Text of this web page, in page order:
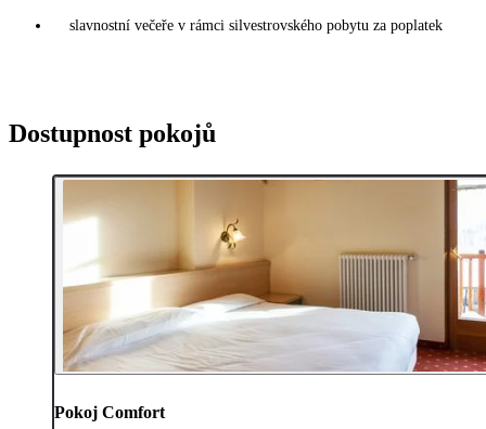
slavnostní večeře v rámci silvestrovského pobytu za poplatek
Dostupnost pokojů
Pokoj Comfort